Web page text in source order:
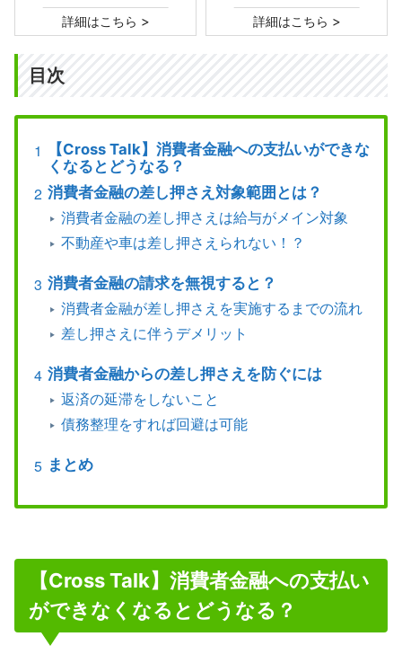
詳細はこちら > 詳細はこちら >
目次
【Cross Talk】消費者金融への支払いができな
くなるとどうなる？
消費者金融の差し押さえ対象範囲とは？
消費者金融の差し押さえは給与がメイン対象
不動産や車は差し押さえられない！？
消費者金融の請求を無視すると？
消費者金融が差し押さえを実施するまでの流れ
差し押さえに伴うデメリット
消費者金融からの差し押さえを防ぐには
返済の延滞をしないこと
債務整理をすれば回避は可能
まとめ
【Cross Talk】消費者金融への支払い
ができなくなるとどうなる？